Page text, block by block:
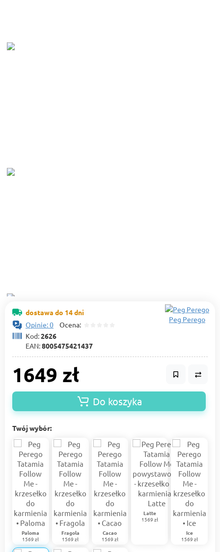
dostawa do 14 dni
Opinie: 0 Ocena:
Kod:2626
EAN:8005475421437
Peg Perego
1649 zł
Do koszyka
Twój wybór:
Paloma
1569 zł
Fragola
1569 zł
Cacao
1569 zł
Latte
1569 zł
Ice
1569 zł